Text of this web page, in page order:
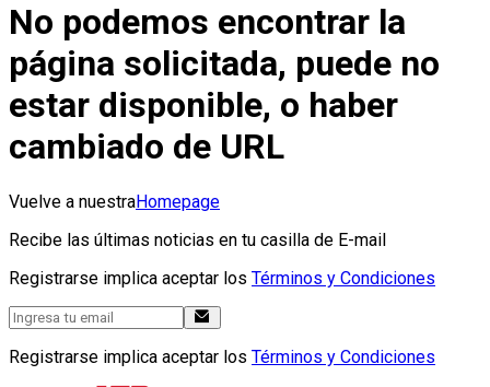
No podemos encontrar la
página solicitada, puede no
estar disponible, o haber
cambiado de URL
Vuelve a nuestraHomepage
Recibe las últimas noticias en tu casilla de E-mail
Registrarse implica aceptar los Términos y Condiciones
Registrarse implica aceptar los Términos y Condiciones